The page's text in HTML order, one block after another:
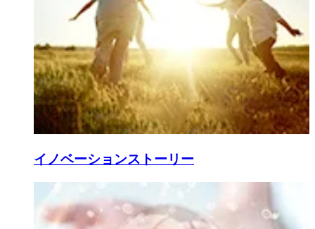
イノベーションストーリー